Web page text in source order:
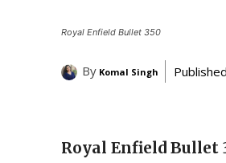
Royal Enfield Bullet 350
By Komal Singh
Royal Enfield Bullet